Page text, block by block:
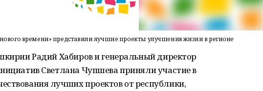
времени» представили лучшие проекты улучшения жизни в регионе
Радий Хабиров и генеральный директор
Светлана Чупшева приняли участие в
лучших проектов от республики,